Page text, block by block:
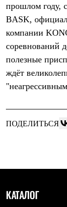
Футболки
Брюки
Термобелье
Теплое термобелье
Среднее
Легкое
Флисовая одежда
Куртки
Брюки
Утепленная пухом
Куртки
Футболки
Толстовки
прошлом году,
BASK,
компании
соревнований
полезные
ждёт
ПОДЕЛИТЬСЯ
КАТАЛОГ